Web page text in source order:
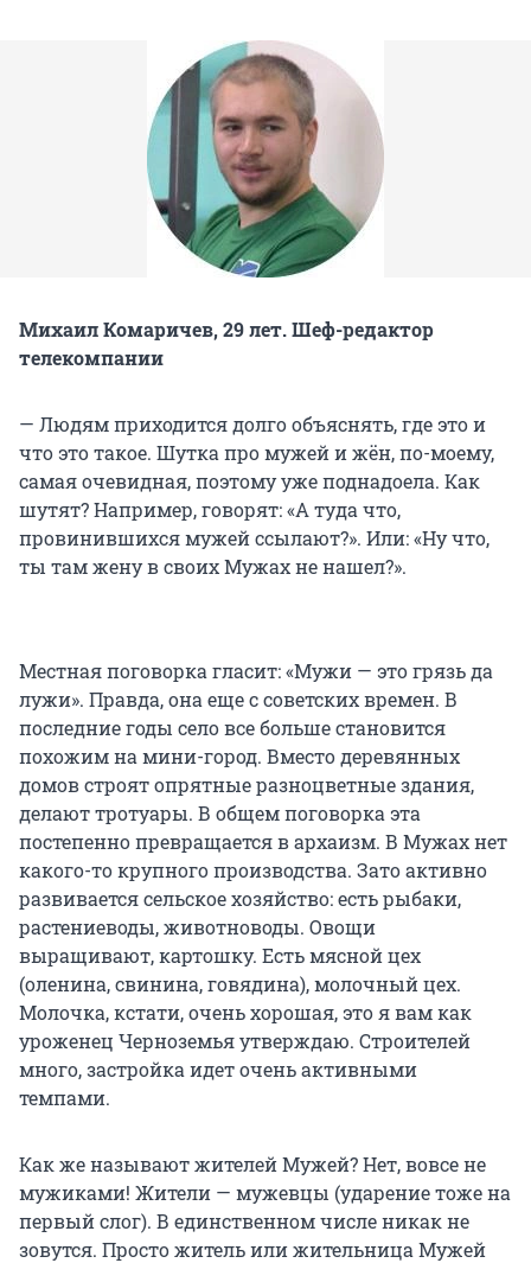
Михаил Комаричев, 29 лет. Шеф-редактор
телекомпании
— Людям приходится долго объяснять, где это и
что это такое. Шутка про мужей и жён, по-моему,
самая очевидная, поэтому уже поднадоела. Как
шутят? Например, говорят: «А туда что,
провинившихся мужей ссылают?». Или: «Ну что,
ты там жену в своих Мужах не нашел?».
Местная поговорка гласит: «Мужи — это грязь да
лужи». Правда, она еще с советских времен. В
последние годы село все больше становится
похожим на мини-город. Вместо деревянных
домов строят опрятные разноцветные здания,
делают тротуары. В общем поговорка эта
постепенно превращается в архаизм. В Мужах нет
какого-то крупного производства. Зато активно
развивается сельское хозяйство: есть рыбаки,
растениеводы, животноводы. Овощи
выращивают, картошку. Есть мясной цех
(оленина, свинина, говядина), молочный цех.
Молочка, кстати, очень хорошая, это я вам как
уроженец Черноземья утверждаю. Строителей
много, застройка идет очень активными
темпами.
Как же называют жителей Мужей? Нет, вовсе не
мужиками! Жители — мужевцы (ударение тоже на
первый слог). В единственном числе никак не
зовутся. Просто житель или жительница Мужей